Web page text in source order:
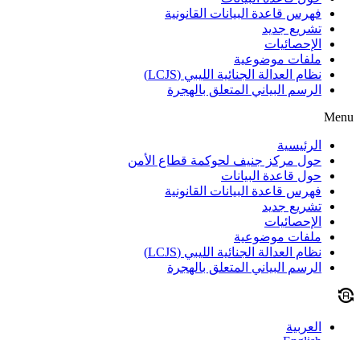
فهرس قاعدة البيانات القانونية
تشريع جديد
الإحصائيات
ملفات موضوعية
نظام العدالة الجنائية الليبي (LCJS)
الرسم البياني المتعلق بالهجرة
Menu
الرئيسية
حول مركز جنيف لحوكمة قطاع الأمن
حول قاعدة البيانات
فهرس قاعدة البيانات القانونية
تشريع جديد
الإحصائيات
ملفات موضوعية
نظام العدالة الجنائية الليبي (LCJS)
الرسم البياني المتعلق بالهجرة
العربية